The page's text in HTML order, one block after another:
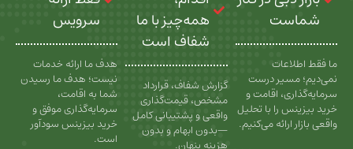
درست
اقامت و
با تحلیل
می‌کنیم.
همه‌چیز با ما
شفاف است
گزارش شفاف، قرارداد
مشخص، قیمت‌گذاری
واقعی و پشتیبانی کامل
—بدون ابهام و بدون
سرویس
هدف ما ارائه خدمات
نیست؛ هدف ما رسیدن
شما به اقامت،
سرمایه‌گذاری موفق و
خرید بیزینس سودآور
است.